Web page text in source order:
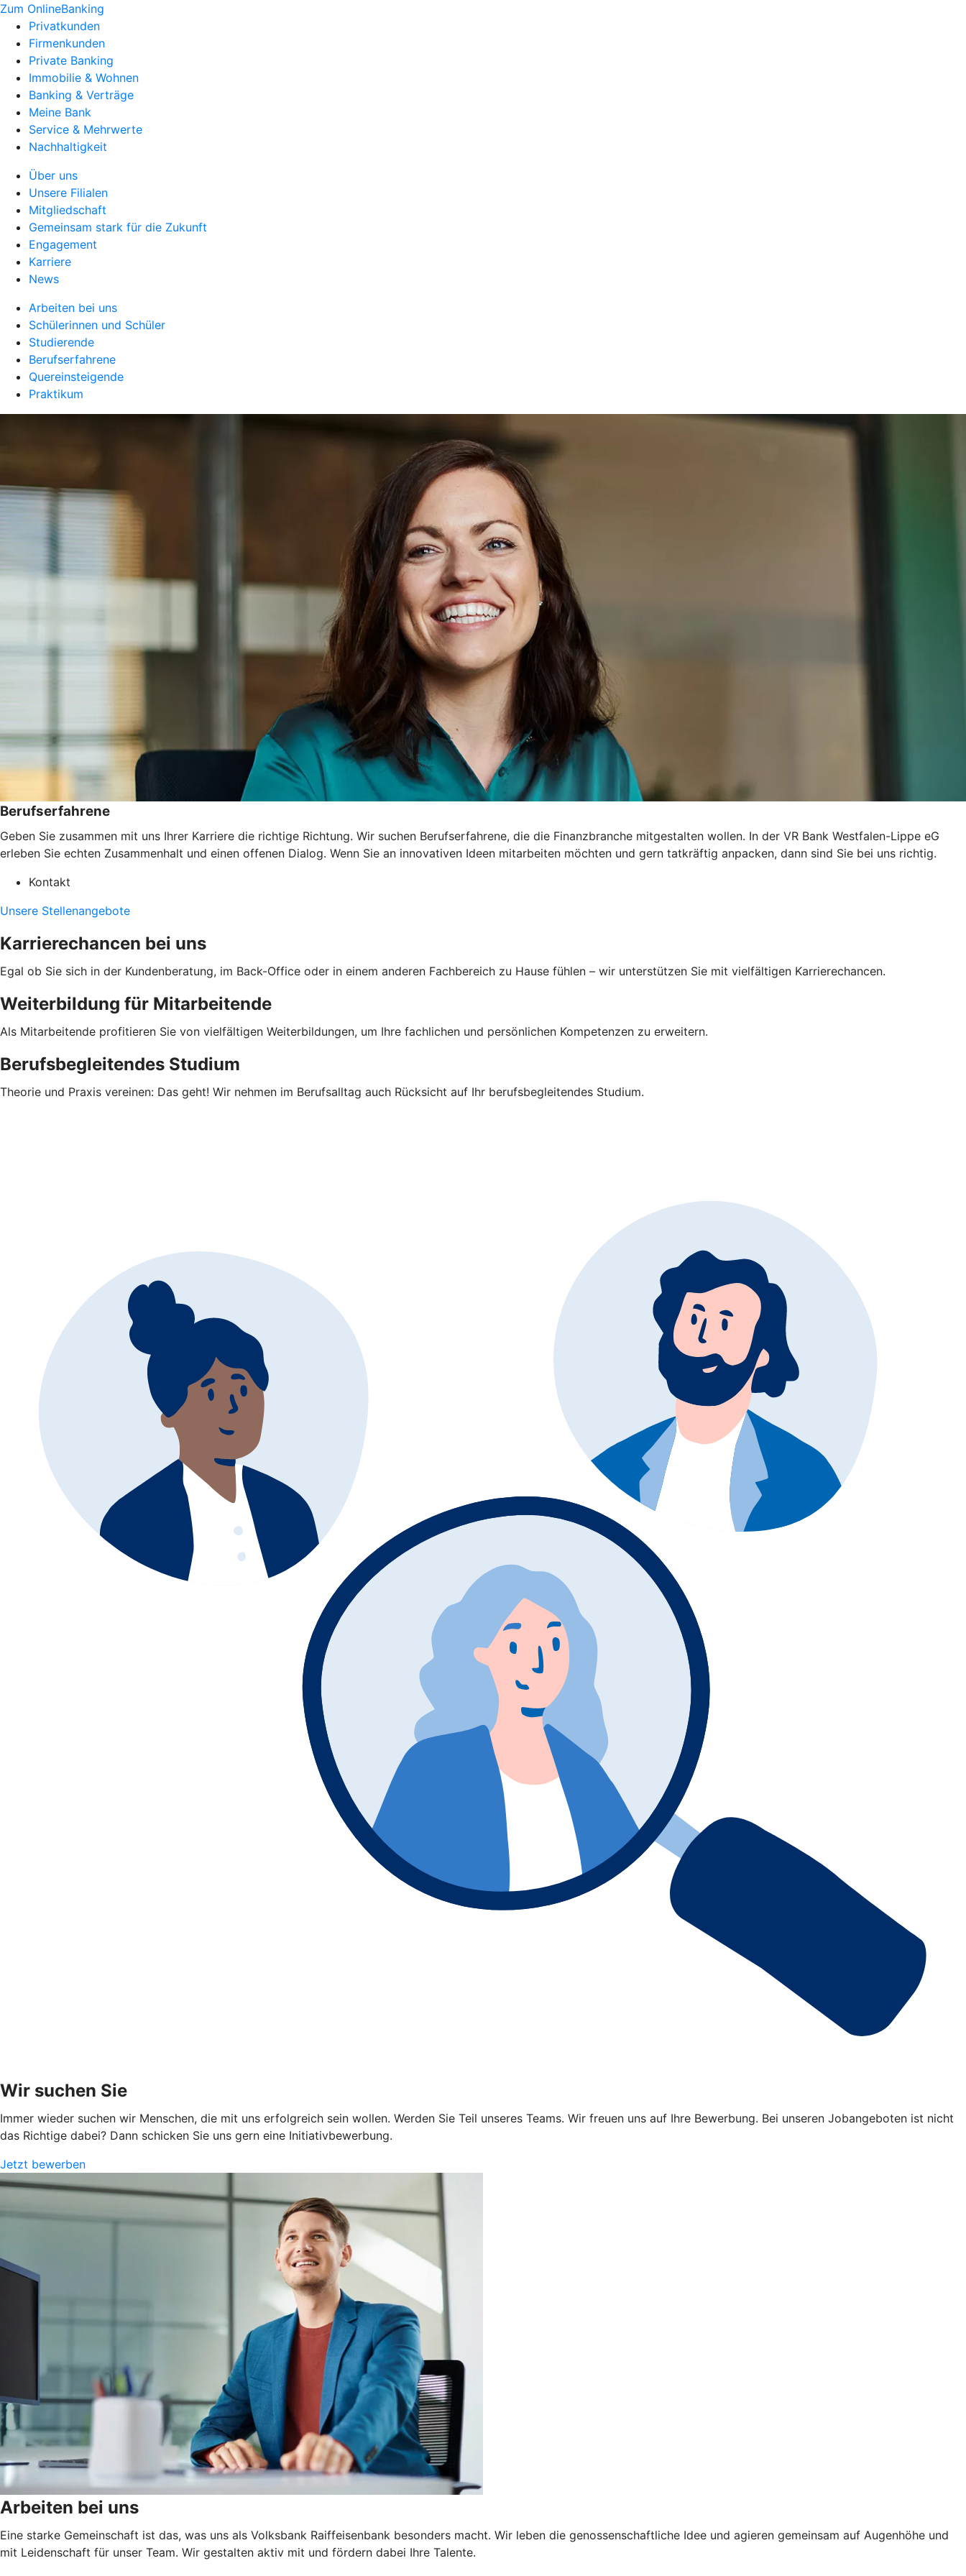
Zum OnlineBanking
Privatkunden
Firmenkunden
Private Banking
Immobilie & Wohnen
Banking & Verträge
Meine Bank
Service & Mehrwerte
Nachhaltigkeit
Über uns
Unsere Filialen
Mitgliedschaft
Gemeinsam stark für die Zukunft
Engagement
Karriere
News
Arbeiten bei uns
Schülerinnen und Schüler
Studierende
Berufserfahrene
Quereinsteigende
Praktikum
Berufserfahrene
Geben Sie zusammen mit uns Ihrer Karriere die richtige Richtung. Wir suchen Berufserfahrene, die die Finanzbranche mitgestalten wollen. In der VR Bank Westfalen-Lippe eG
erleben Sie echten Zusammenhalt und einen offenen Dialog. Wenn Sie an innovativen Ideen mitarbeiten möchten und gern tatkräftig anpacken, dann sind Sie bei uns richtig.
Kontakt
Unsere Stellenangebote
Karrierechancen bei uns
Egal ob Sie sich in der Kundenberatung, im Back-Office oder in einem anderen Fachbereich zu Hause fühlen – wir unterstützen Sie mit vielfältigen Karrierechancen.
Weiterbildung für Mitarbeitende
Als Mitarbeitende profitieren Sie von vielfältigen Weiterbildungen, um Ihre fachlichen und persönlichen Kompetenzen zu erweitern.
Berufsbegleitendes Studium
Theorie und Praxis vereinen: Das geht! Wir nehmen im Berufsalltag auch Rücksicht auf Ihr berufsbegleitendes Studium.
Wir suchen Sie
Immer wieder suchen wir Menschen, die mit uns erfolgreich sein wollen. Werden Sie Teil unseres Teams. Wir freuen uns auf Ihre Bewerbung. Bei unseren Jobangeboten ist nicht
das Richtige dabei? Dann schicken Sie uns gern eine Initiativbewerbung.
Jetzt bewerben
Arbeiten bei uns
Eine starke Gemeinschaft ist das, was uns als Volksbank Raiffeisenbank besonders macht. Wir leben die genossenschaftliche Idee und agieren gemeinsam auf Augenhöhe und
mit Leidenschaft für unser Team. Wir gestalten aktiv mit und fördern dabei Ihre Talente.